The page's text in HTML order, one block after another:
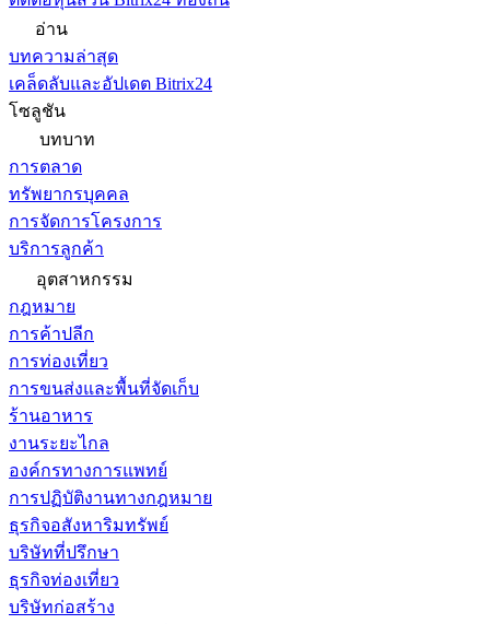
อ่าน
บทความล่าสุด
เคล็ดลับและอัปเดต Bitrix24
โซลูชัน
บทบาท
การตลาด
ทรัพยากรบุคคล
การจัดการโครงการ
บริการลูกค้า
อุตสาหกรรม
กฎหมาย
การค้าปลีก
การท่องเที่ยว
การขนส่งและพื้นที่จัดเก็บ
ร้านอาหาร
งานระยะไกล
องค์กรทางการแพทย์
การปฏิบัติงานทางกฎหมาย
ธุรกิจอสังหาริมทรัพย์
บริษัทที่ปรึกษา
ธุรกิจท่องเที่ยว
บริษัทก่อสร้าง